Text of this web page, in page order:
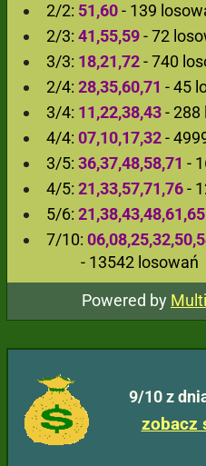
2/2: 51,60- 139
2/3: 41,55,59- 72
3/3: 18,21,72- 740
2/4: 28,35,60,71 - 45
3/4: 11,22,38,43- 288
4/4: 07,10,17,32-
3/5: 36,37,48,58,71 -
4/5: 21,33,57,71,76-
5/6: 21,38,43,48,61,65
7/10:
- 13542 losowań
Powered by
9/10 z
zobacz